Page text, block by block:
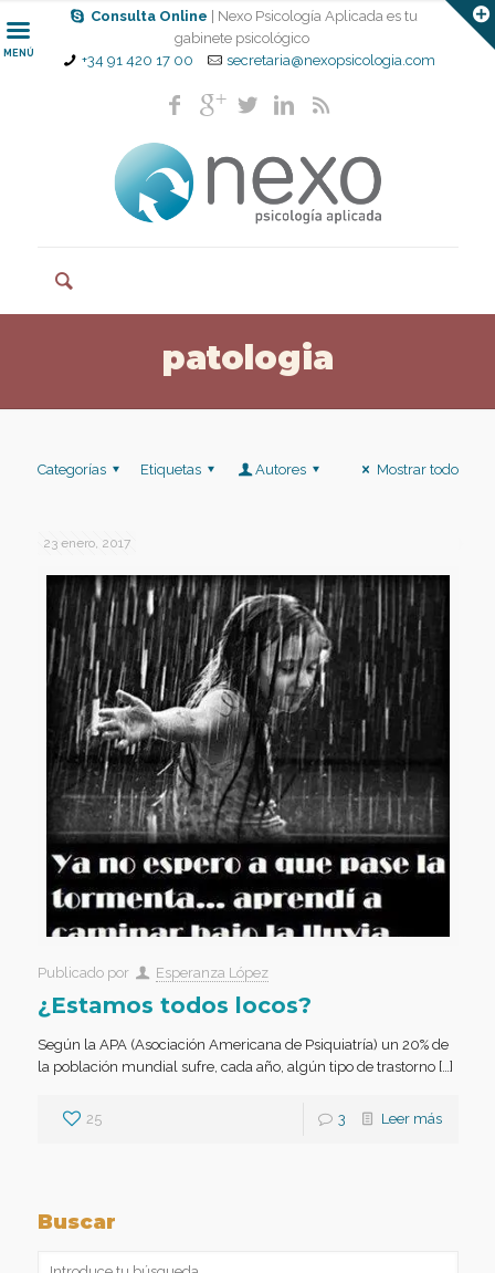
Consulta Online
| Nexo Psicología Aplicada es tu
gabinete psicológico
+34 91 420 17 00
secretaria@nexopsicologia.com
MENÚ
patologia
Categorías Etiquetas Autores Mostrar todo
23 enero, 2017
Publicado por Esperanza López
¿Estamos todos locos?
Según la APA (Asociación Americana de Psiquiatría) un 20% de
la población mundial sufre, cada año, algún tipo de trastorno […]
25 3 Leer más
Buscar